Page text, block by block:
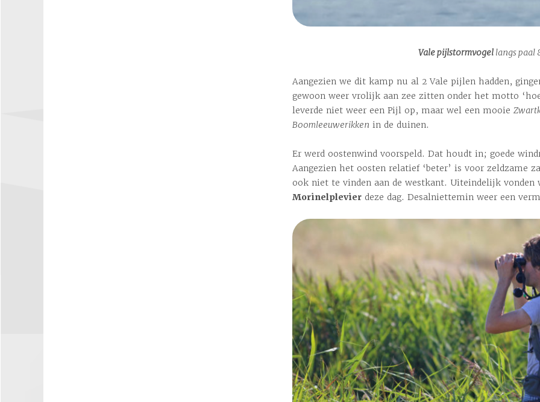
Vale pijlstormvogel langs paal
Aangezien we dit kamp nu al 2 Vale pijlen hadden,
gewoon weer vrolijk aan zee zitten onder het motto
leverde niet weer een Pijl op, maar wel een mooie
Boomleeuwerikken in de duinen.
Er werd oostenwind voorspeld. Dat houdt in; goede
Aangezien het oosten relatief ‘beter’ is voor zeldzame
ook niet te vinden aan de westkant. Uiteindelijk vonden
Morinelplevier deze dag. Desalniettemin weer een